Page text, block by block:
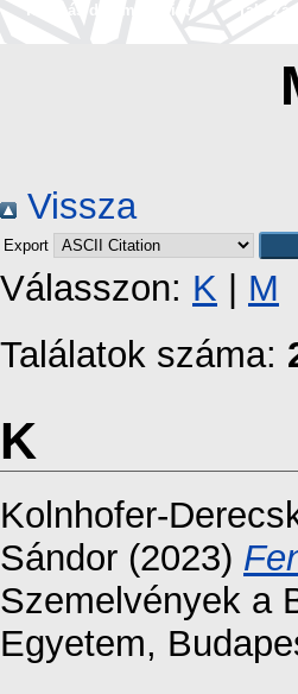
Tallózás dátum szerint
Vissza
Export
Válasszon: K
M
Találatok száma:
K
Kolnhofer-
Sándor (2023)
Szemelvények a
Egyetem,